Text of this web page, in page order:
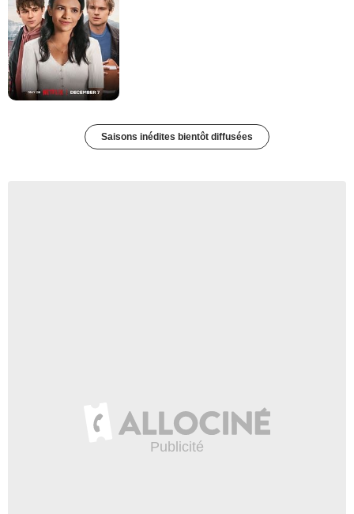
Saisons inédites bientôt diffusées